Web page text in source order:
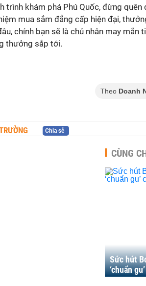
trình khám phá Phú Quốc, đừng
mua sắm đẳng cấp hiện đại,
chính bạn sẽ là chủ nhân may
thưởng sắp tới.
Theo Doanh
Chia sẻ
CÙNG
Sức hút
‘chuẩn